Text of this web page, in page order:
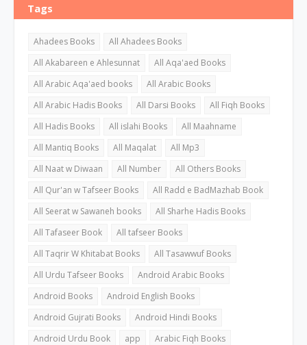
Tags
Ahadees Books
All Ahadees Books
All Akabareen e Ahlesunnat
All Aqa'aed Books
All Arabic Aqa'aed books
All Arabic Books
All Arabic Hadis Books
All Darsi Books
All Fiqh Books
All Hadis Books
All islahi Books
All Maahname
All Mantiq Books
All Maqalat
All Mp3
All Naat w Diwaan
All Number
All Others Books
All Qur'an w Tafseer Books
All Radd e BadMazhab Book
All Seerat w Sawaneh books
All Sharhe Hadis Books
All Tafaseer Book
All tafseer Books
All Taqrir W Khitabat Books
All Tasawwuf Books
All Urdu Tafseer Books
Android Arabic Books
Android Books
Android English Books
Android Gujrati Books
Android Hindi Books
Android Urdu Book
app
Arabic Fiqh Books